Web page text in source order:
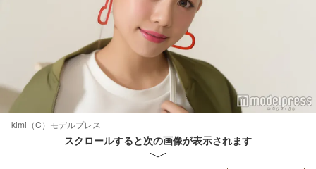
kimi（C）モデルプレス
スクロールすると次の画像が表示されます